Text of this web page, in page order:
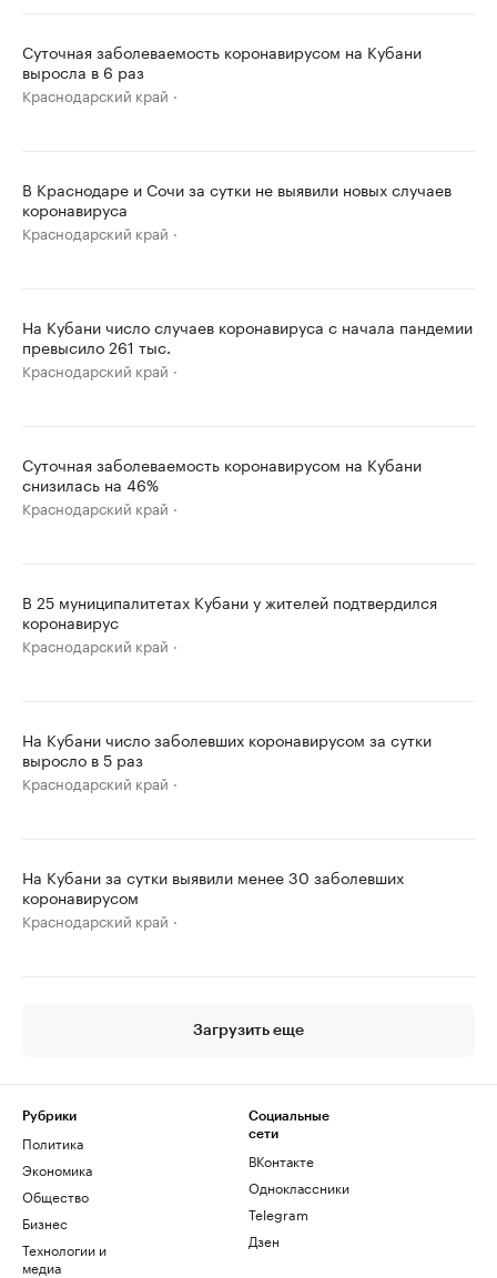
Суточная заболеваемость коронавирусом на Кубани
выросла в 6 раз
Краснодарский край
В Краснодаре и Сочи за сутки не выявили новых случаев
коронавируса
Краснодарский край
На Кубани число случаев коронавируса с начала пандемии
превысило 261 тыс.
Краснодарский край
Суточная заболеваемость коронавирусом на Кубани
снизилась на 46%
Краснодарский край
В 25 муниципалитетах Кубани у жителей подтвердился
коронавирус
Краснодарский край
На Кубани число заболевших коронавирусом за сутки
выросло в 5 раз
Краснодарский край
На Кубани за сутки выявили менее 30 заболевших
коронавирусом
Краснодарский край
Загрузить еще
Рубрики
Политика
Экономика
Общество
Бизнес
Технологии и
медиа
Социальные
сети
ВКонтакте
Одноклассники
Telegram
Дзен